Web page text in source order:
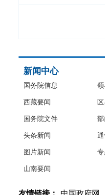
新闻中心
国务院信息
西藏要闻
国务院文件
头条新闻
图片新闻
山南要闻
友情链接： 中国政府网